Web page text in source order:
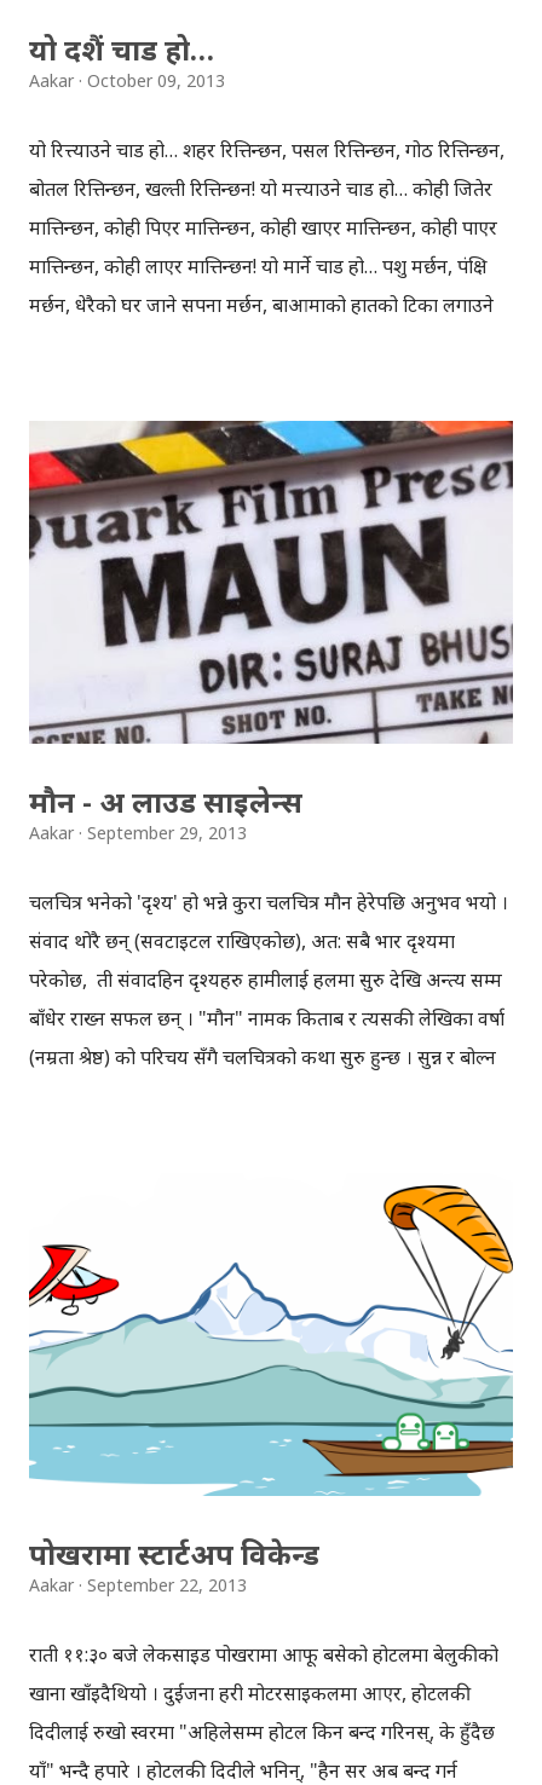
यो दशैं चाड हो…
Aakar October 09, 2013
यो रित्त्याउने चाड हो… शहर रित्तिन्छन, पसल रित्तिन्छन, गोठ रित्तिन्छन,
बोतल रित्तिन्छन, खल्ती रित्तिन्छन! यो मत्त्याउने चाड हो… कोही जितेर
मात्तिन्छन, कोही पिएर मात्तिन्छन, कोही खाएर मात्तिन्छन, कोही पाएर
मात्तिन्छन, कोही लाएर मात्तिन्छन! यो मार्ने चाड हो… पशु मर्छन, पंक्षि
मर्छन, धेरैको घर जाने सपना मर्छन, बाआमाको हातको टिका लगाउने
रुन्छन, कोही कुरेर रुन्छन, कोही फोटो हेर्दै रुन्छन! यो खाली खाली चाड
पनि हो… कसैको घरै खाली हुन्छ, कसैको मनै खाली हुन्छ, कसैको
निधारै खाली हुन्छ, कसैको पकेट खाली हुन्छ, कसैको त पेटै खाली हुन्छ!
- By N®B Image via I nspihive by Ananda
मौन - अ लाउड साइलेन्स
Aakar September 29, 2013
चलचित्र भनेको 'दृश्य' हो भन्ने कुरा चलचित्र मौन हेरेपछि अनुभव भयो ।
संवाद थोरै छन् (सवटाइटल राखिएकोछ), अत: सबै भार दृश्यमा
परेकोछ, ती संवादहिन दृश्यहरु हामीलाई हलमा सुरु देखि अन्त्य सम्म
बाँधेर राख्न सफल छन् । "मौन" नामक किताब र त्यसकी लेखिका वर्षा
(नम्रता श्रेष्ठ) को परिचय सँगै चलचित्रको कथा सुरु हुन्छ । सुन्न र बोल्न
व्यक्तित्व विकासको वर्कसपमा वर्षा र अमन (अर्पण थापा)को भेट हुन्छ
। यही भेट पछि प्रेमा रुपान्तर हुन्छ, बिचमा केही उतारचढावहरु आउँछन्,
साना-साना कुरामा उनीहरु छुट्टिन्छन् अनि फेरि भेटिन्छन् ! वर्षा सबै
परिवार सहित अमेरिका फर्कने क्रमा हुन्छिन् तर उनको जिवनमा
अकास्मात नसोचिएको घटना घट्न पुग्छ ।अमन सुरुमा देख्दा अलि
'साइको' पाराको लाग्छ तर वर्षासँगको सामिप्यतासँगै उसमा केही
परिवर्तनहरु देखिनथाल्छन् ।अमनलाई सँधै एउटा सपनाले बारम्बार
सताउने गर्छ, उक्त सपनाको रहस्य फि...
पोखरामा स्टार्टअप विकेन्ड
Aakar September 22, 2013
राती ११:३० बजे लेकसाइड पोखरामा आफू बसेको होटलमा बेलुकीको
खाना खाँइदैथियो । दुईजना प्रहरी मोटरसाइकलमा आएर, होटलकी
दिदीलाई रुखो स्वरमा "अहिलेसम्म होटल किन बन्द गरिनस्, के हुँदैछ
याँ" भन्दै हपारे । होटलकी दिदीले भनिन्, "हैन सर अब बन्द गर्न